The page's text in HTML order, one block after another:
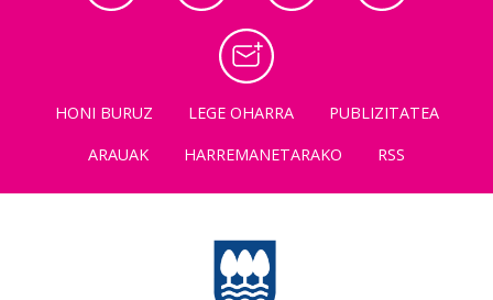
HONI BURUZ LEGE OHARRA
PUBLIZITATEA
ARAUAK
HARREMANETARAKO RSS